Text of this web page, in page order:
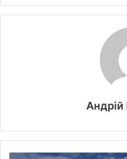
Андрій